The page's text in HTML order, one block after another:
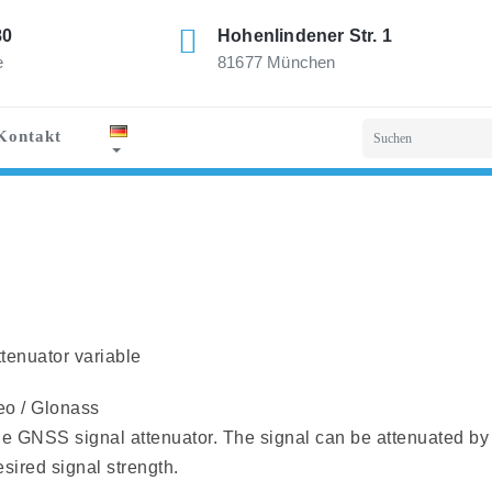
Hohenlindener Str. 1
81677 München
variable
/ Glonass
GNSS signal attenuator. The signal can be attenuated
signal strength.